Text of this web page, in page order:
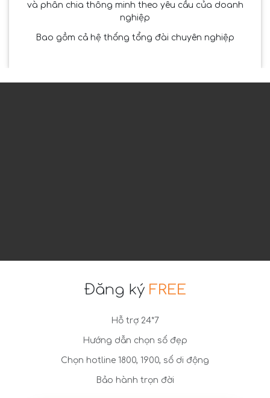
và phân chia thông minh theo yêu cầu của doanh
nghiệp
Bao gồm cả hệ thống tổng đài chuyên nghiệp
Đăng ký FREE
Hỗ trợ 24*7
Hướng dẫn chọn số đẹp
Chọn hotline 1800, 1900, số di động
Bảo hành trọn đời